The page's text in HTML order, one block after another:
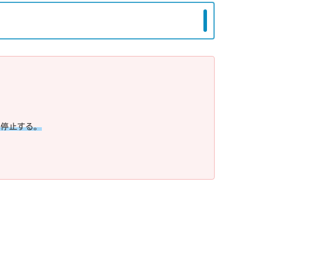
止する。